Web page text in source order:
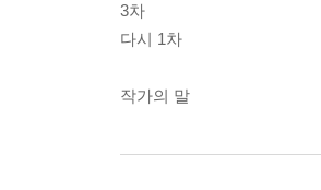
3차
다시 1차
작가의 말